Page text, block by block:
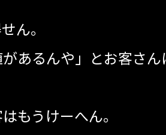
ん。
あるんや」とお客さん
もうけーへん。